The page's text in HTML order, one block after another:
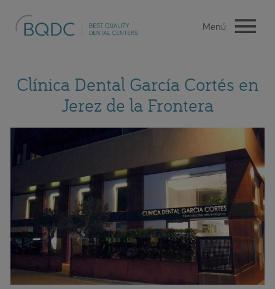
Clínica Dental García Cortés en
Jerez de la Frontera